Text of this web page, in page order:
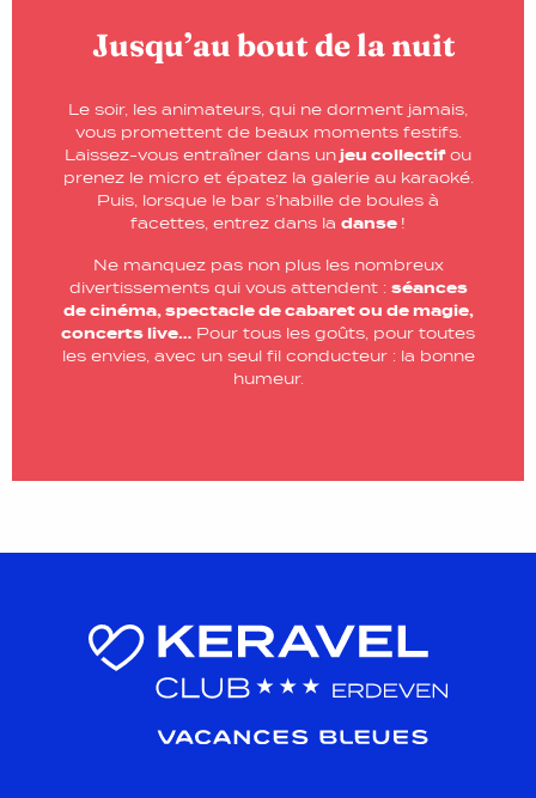
Jusqu’au bout de la nuit
Le soir, les animateurs, qui ne dorment jamais,
vous promettent de beaux moments festifs.
Laissez-vous entraîner dans un jeu collectifou
prenez le micro et épatez la galerie au karaoké.
Puis, lorsque le bar s’habille de boules à
facettes, entrez dans la danse !
Ne manquez pas non plus les nombreux
divertissements qui vous attendent : séances
de cinéma, spectacle de cabaret ou de magie,
concerts live… Pour tous les goûts, pour toutes
les envies, avec un seul fil conducteur : la bonne
humeur.